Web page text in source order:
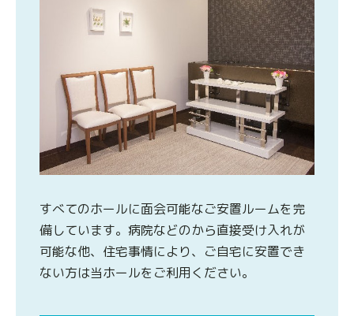
すべてのホールに面会可能なご安置ルームを完
備しています。病院などのから直接受け入れが
可能な他、住宅事情により、ご自宅に安置でき
ない方は当ホールをご利用ください。